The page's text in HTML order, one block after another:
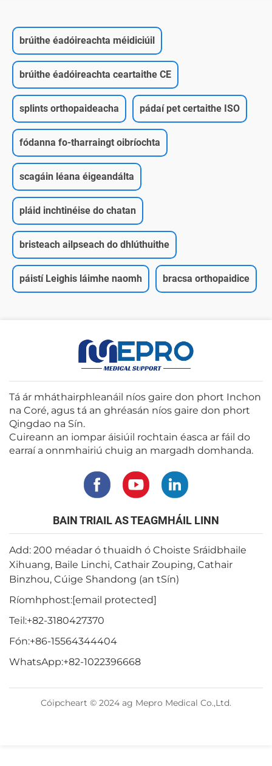
brúithe éadóireachta méidiciúil
brúithe éadóireachta ceartaithe CE
splints orthopaideacha pádaí pet certaithe ISO
fódanna fo-tharraingt oibríochta
scagáin léana éigeandálta
pláid inchtinéise do chatan
bristeach ailpseach do dhlúthuithe
páistí Leighis láimhe naomh bracsa orthopaidice
Tá ár mháthairphleanáil níos gaire don phort Inchon
na Coré, agus tá an ghréasán níos gaire don phort
Qingdao na Sín.
Cuireann an iompar áisiúil rochtain éasca ar fáil do
earraí a onnmhairiú chuig an margadh domhanda.
BAIN TRIAIL AS TEAGMHÁIL LINN
Add: 200 méadar ó thuaidh ó Choiste Sráidbhaile
Xihuang, Baile Linchi, Cathair Zouping, Cathair
Binzhou, Cúige Shandong (an tSín)
Ríomhphost:[email protected]
Teil:+82-3180427370
Fón:+86-15564344404
WhatsApp:+82-1022396668
Cóipcheart © 2024 ag Mepro Medical Co.,Ltd.